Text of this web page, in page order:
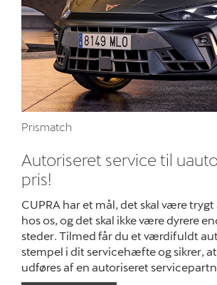
Prismatch
Autoriseret service til
pris!
CUPRA har et mål, det skal være
hos os, og det skal ikke være dyrere
steder. Tilmed får du et værdifuldt
stempel i dit servicehæfte og sikrer,
udføres af en autoriseret